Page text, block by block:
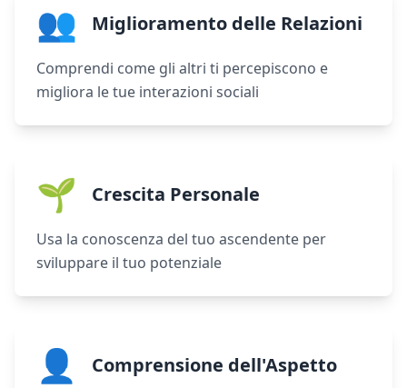
👥 Miglioramento delle Relazioni
Comprendi come gli altri ti percepiscono e
migliora le tue interazioni sociali
🌱 Crescita Personale
Usa la conoscenza del tuo ascendente per
sviluppare il tuo potenziale
👤 Comprensione dell'Aspetto